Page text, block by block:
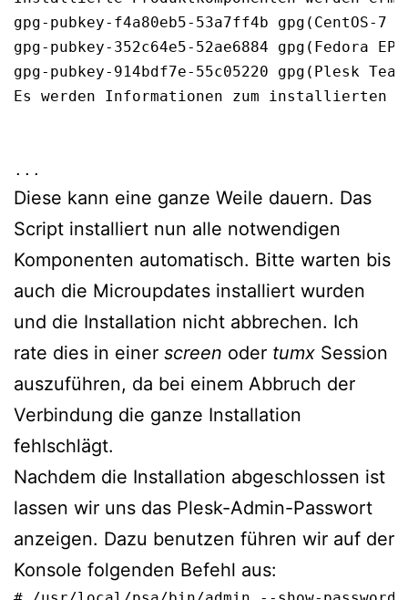
gpg-pubkey-f4a80eb5-53a7ff4b
gpg-pubkey-352c64e5-52ae6884 gpg(Fedora
gpg-pubkey-914bdf7e-55c05220 gpg(Plesk
Es werden Informationen zum installierten
...
Diese kann eine ganze Weile dauern. Das
Script installiert nun alle notwendigen
Komponenten automatisch. Bitte warten bis
auch die Microupdates installiert wurden
und die Installation nicht abbrechen. Ich
rate dies in einer screen oder tumx Session
auszuführen, da bei einem Abbruch der
Verbindung die ganze Installation
fehlschlägt.
Nachdem die Installation abgeschlossen ist
lassen wir uns das Plesk-Admin-Passwort
anzeigen. Dazu benutzen führen wir auf der
Konsole folgenden Befehl aus: